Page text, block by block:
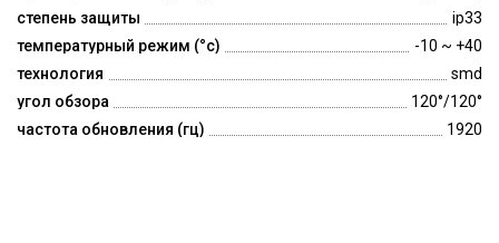
степень защиты
ip33
температурный режим (°c)
-10 ~ +40
технология
smd
угол обзора
120°/120°
частота обновления (гц)
1920